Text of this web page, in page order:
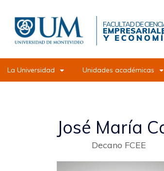
contenido
principal
La Universidad Unidades académicas
José María
Decano FCEE